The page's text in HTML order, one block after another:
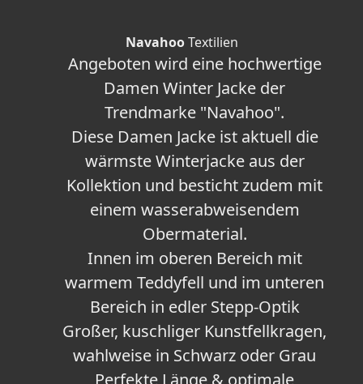
NavahooTextilien
Angeboten wird eine hochwertige
Damen Winter Jacke der
Trendmarke "Navahoo".
Diese Damen Jacke ist aktuell die
wärmste Winterjacke aus der
Kollektion und besticht zudem mit
einem wasserabweisendem
Obermaterial.
Innen im oberen Bereich mit
warmem Teddyfell und im unteren
Bereich in edler Stepp-Optik
Großer, kuschliger Kunstfellkragen,
wahlweise in Schwarz oder Grau
Perfekte Länge & optimale